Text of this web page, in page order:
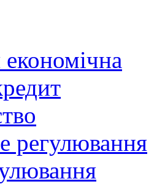
економічна
регулювання